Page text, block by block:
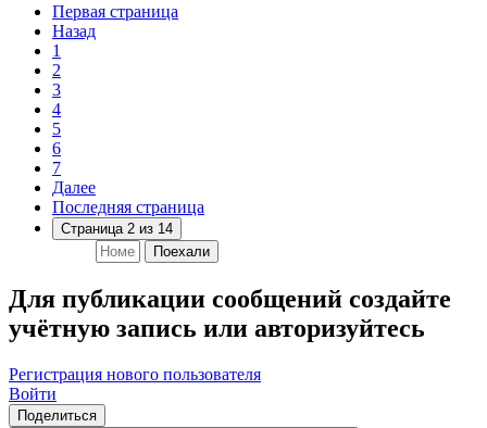
Первая страница
Назад
1
2
3
4
5
6
7
Далее
Последняя страница
Страница 2 из 14
Поехали
Для публикации сообщений создайте
учётную запись или авторизуйтесь
Регистрация нового пользователя
Войти
Поделиться